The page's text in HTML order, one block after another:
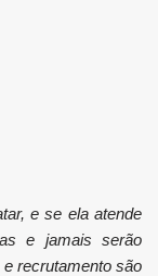
e se ela atende
e jamais serão
recrutamento são